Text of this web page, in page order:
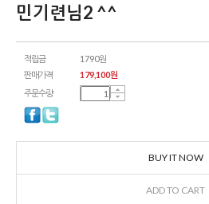
민기련님2 ^^
적립금
1790원
판매가격
179,100원
주문수량
BUY IT NOW
ADD TO CART